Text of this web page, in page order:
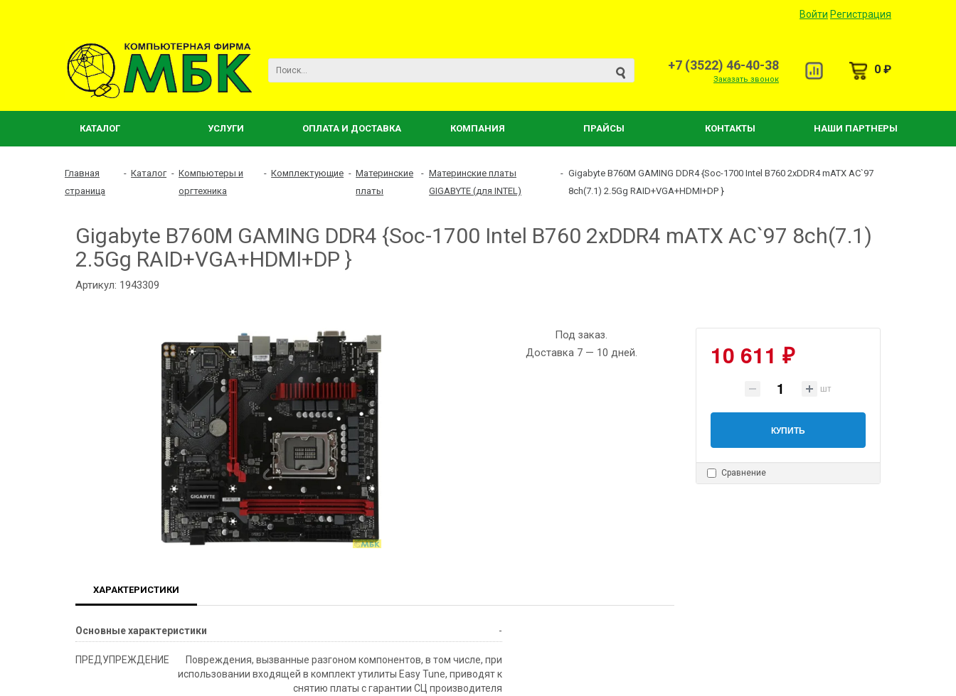
Войти Регистрация
+7 (3522) 46-40-38
Заказать звонок
0 ₽
КАТАЛОГ УСЛУГИ ОПЛАТА И ДОСТАВКА КОМПАНИЯ ПРАЙСЫ КОНТАКТЫ НАШИ ПАРТНЕРЫ
Главная
страница
- Каталог - Компьютеры и
оргтехника
- Комплектующие - Материнские
платы
- Материнские платы
GIGABYTE (для INTEL)
- Gigabyte B760M GAMING DDR4 {Soc-1700 Intel B760 2xDDR4 mATX AC`97
8ch(7.1) 2.5Gg RAID+VGA+HDMI+DP }
Gigabyte B760M GAMING DDR4 {Soc-1700 Intel B760 2xDDR4 mATX AC`97 8ch(7.1)
2.5Gg RAID+VGA+HDMI+DP }
Артикул: 1943309
Под заказ.
Доставка 7 — 10 дней.
10 611 ₽
шт
КУПИТЬ
Сравнение
ХАРАКТЕРИСТИКИ
Основные характеристики -
ПРЕДУПРЕЖДЕНИЕ
Повреждения, вызванные разгоном компонентов, в том числе, при
использовании входящей в комплект утилиты Easy Tune, приводят к
снятию платы с гарантии СЦ производителя